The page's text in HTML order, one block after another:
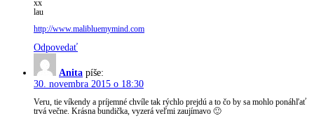
xx
lau
http://www.malibluemymind.com
Odpovedať
Anita píše:
30. novembra 2015 o 18:30
Veru, tie víkendy a príjemné chvíle tak rýchlo prejdú a to čo by sa mohlo ponáhľať
trvá večne. Krásna bundička, vyzerá veľmi zaujímavo 🙂